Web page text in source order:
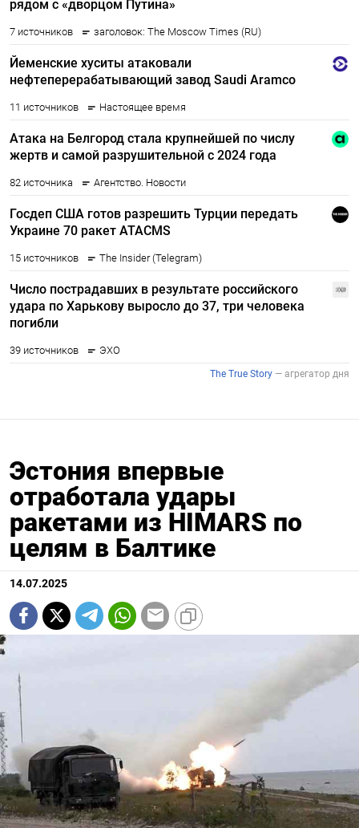
Эстония впервые
отработала удары
ракетами из HIMARS по
целям в Балтике
14.07.2025